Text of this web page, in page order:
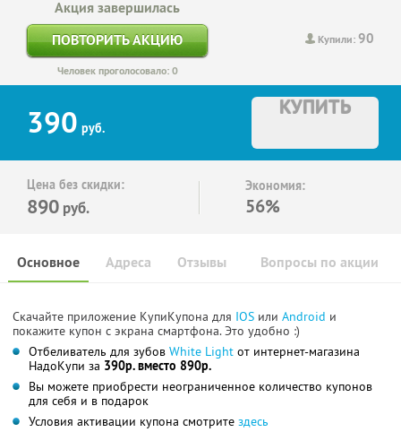
Купили:90
Акция завершилась
ПОВТОРИТЬ АКЦИЮ
Человек проголосовало: 0
390 руб.
КУПИТЬ
Цена без скидки:
890 руб.
Экономия:
56%
Основное Отзывы Вопросы по акции
Адреса
Скачайте приложение КупиКупона для IOS или Android и
покажите купон с экрана смартфона. Это удобно :)
Отбеливатель для зубов White Light от интернет-магазина
НадоКупи за 390р. вместо 890р.
Вы можете приобрести неограниченное количество купонов
для себя и в подарок
Условия активации купона смотрите здесь